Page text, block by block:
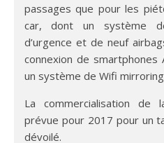
passages que pour les
car, dont un système
d’urgence et de neuf
connexion de
un système de Wifi
La commercialisation
prévue pour 2017 pour un
dévoilé.